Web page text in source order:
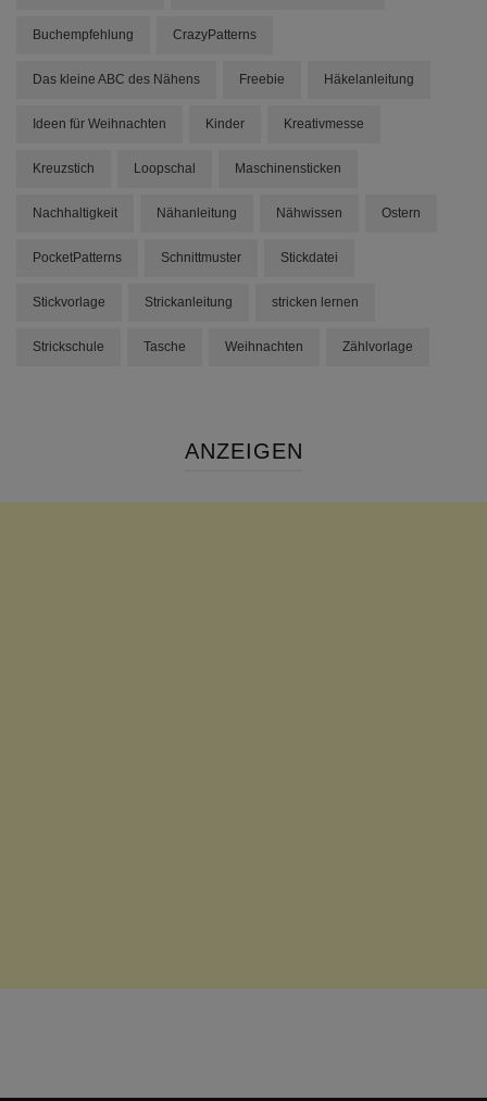
Buchempfehlung CrazyPatterns
Das kleine ABC des Nähens Freebie Häkelanleitung
Ideen für Weihnachten Kinder Kreativmesse
Kreuzstich Loopschal Maschinensticken
Nachhaltigkeit Nähanleitung Nähwissen Ostern
PocketPatterns Schnittmuster Stickdatei
Stickvorlage Strickanleitung stricken lernen
Strickschule Tasche Weihnachten Zählvorlage
ANZEIGEN